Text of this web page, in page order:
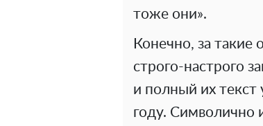
тоже они».
Конечно, за такие
строго-настрого
и полный их текст
году. Символично